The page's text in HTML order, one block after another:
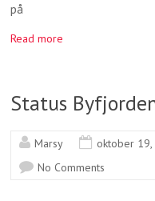
på
Read more
Status
Marsy oktober 19,
No Comments